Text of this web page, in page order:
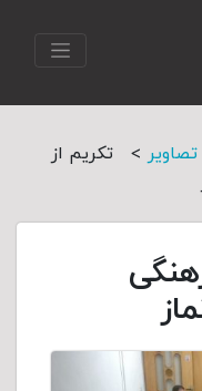
>
تکریم از